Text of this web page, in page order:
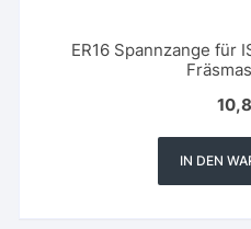
ER16 Spannzange für
IN DEN